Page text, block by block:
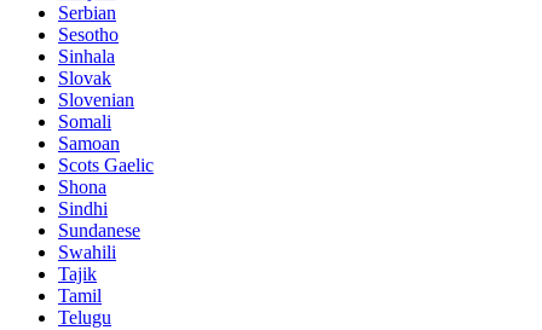
Serbian
Sesotho
Sinhala
Slovak
Slovenian
Somali
Samoan
Scots Gaelic
Shona
Sindhi
Sundanese
Swahili
Tajik
Tamil
Telugu